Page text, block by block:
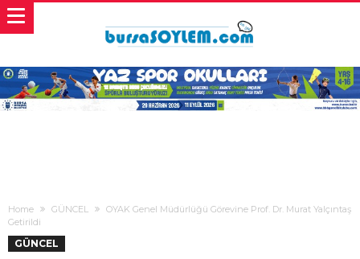
Home GÜNCEL
OYAK Genel Müdürlüğü Görevine Prof. Dr. Murat Yalçıntaş
Getirildi
GÜNCEL